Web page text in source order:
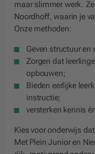
maar slimmer werk.
Noordhoff, waarin je
Onze methoden:
Geven structuur en
Zorgen dat
opbouwen;
Bieden eerlijke
instructie;
versterken kennis
Kies voor onderwijs
Met Plein Junior en